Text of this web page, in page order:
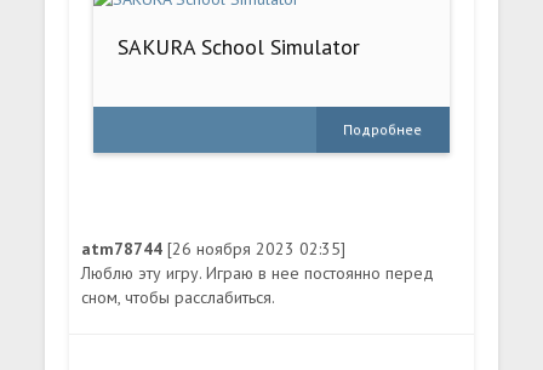
SAKURA School Simulator
Подробнее
atm78744[26 ноября 2023 02:35]
Люблю эту игру. Играю в нее постоянно перед
сном, чтобы расслабиться.